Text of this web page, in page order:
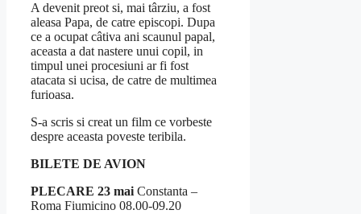
A devenit preot si, mai târziu, a fost
aleasa Papa, de catre episcopi. Dupa
ce a ocupat câtiva ani scaunul papal,
aceasta a dat nastere unui copil, in
timpul unei procesiuni ar fi fost
atacata si ucisa, de catre de multimea
furioasa.
S-a scris si creat un film ce vorbeste
despre aceasta poveste teribila.
BILETE DE AVION
PLECARE 23 mai Constanta –
Roma Fiumicino 08.00-09.20